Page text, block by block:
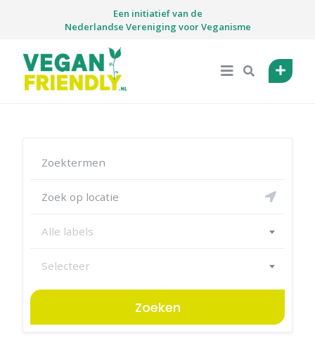
Een initiatief van de
Nederlandse Vereniging voor Veganisme
Alle labels
Selecteer
Zoeken